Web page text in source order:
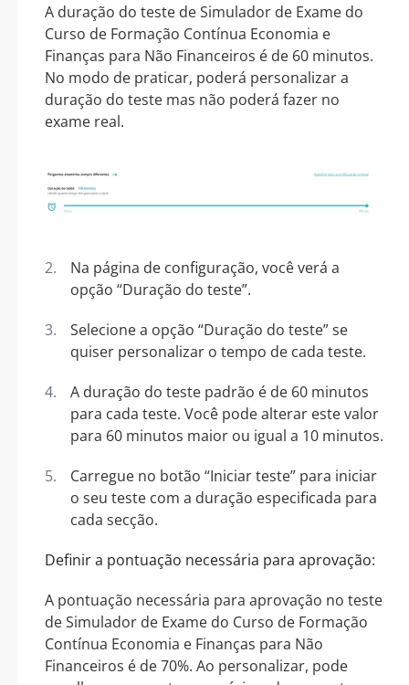
A duração do teste de Simulador de Exame do
Curso de Formação Contínua Economia e
Finanças para Não Financeiros é de 60 minutos.
No modo de praticar, poderá personalizar a
duração do teste mas não poderá fazer no
exame real.
Na página de configuração, você verá a
opção “Duração do teste”.
Selecione a opção “Duração do teste” se
quiser personalizar o tempo de cada teste.
A duração do teste padrão é de 60 minutos
para cada teste. Você pode alterar este valor
para 60 minutos maior ou igual a 10 minutos.
Carregue no botão “Iniciar teste” para iniciar
o seu teste com a duração especificada para
cada secção.
Definir a pontuação necessária para aprovação:
A pontuação necessária para aprovação no teste
de Simulador de Exame do Curso de Formação
Contínua Economia e Finanças para Não
Financeiros é de 70%. Ao personalizar, pode